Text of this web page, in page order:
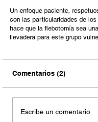
Un enfoque paciente,
con las particularidades de
hace que la flebotomía sea
llevadera para este grupo
Comentarios (2)
Escribe un comentario